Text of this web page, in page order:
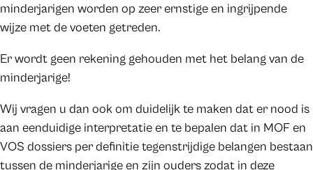
minderjarigen worden op zeer ernstige en ingrijpende
wijze met de voeten getreden.
Er wordt geen rekening gehouden met het belang van de
minderjarige!
Wij vragen u dan ook om duidelijk te maken dat er nood is
aan eenduidige interpretatie en te bepalen dat in MOF en
VOS dossiers per definitie tegenstrijdige belangen bestaan
tussen de minderjarige en zijn ouders zodat in deze